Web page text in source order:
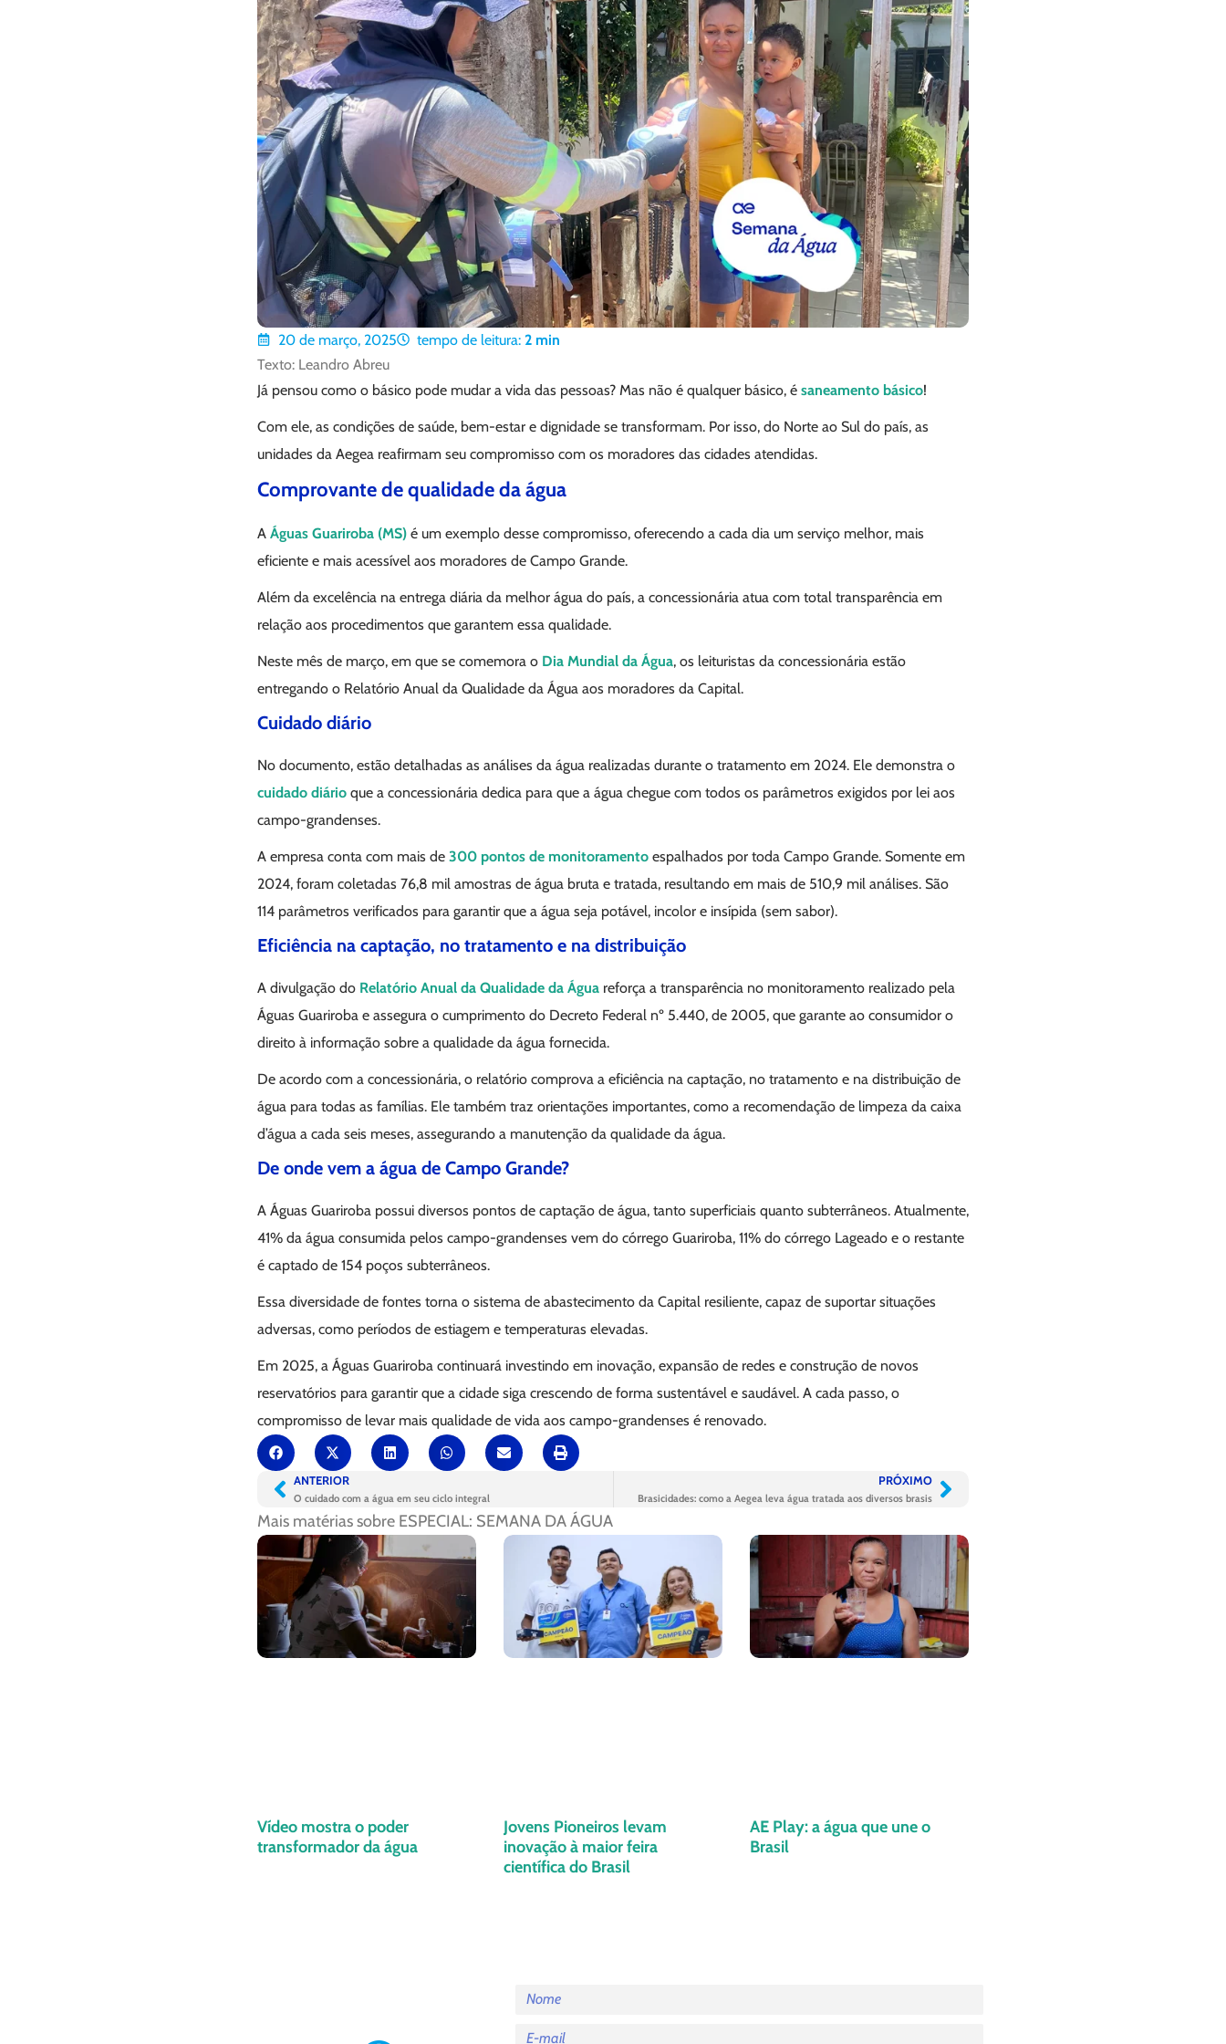
20 de março, 2025 tempo de leitura: 2 min
Texto: Leandro Abreu
Já pensou como o básico pode mudar a vida das pessoas? Mas não é qualquer básico, é saneamento básico!
Com ele, as condições de saúde, bem-estar e dignidade se transformam. Por isso, do Norte ao Sul do país, as
unidades da Aegea reafirmam seu compromisso com os moradores das cidades atendidas.
Comprovante de qualidade da água
A Águas Guariroba (MS) é um exemplo desse compromisso, oferecendo a cada dia um serviço melhor, mais
eficiente e mais acessível aos moradores de Campo Grande.
Além da excelência na entrega diária da melhor água do país, a concessionária atua com total transparência em
relação aos procedimentos que garantem essa qualidade.
Neste mês de março, em que se comemora o Dia Mundial da Água, os leituristas da concessionária estão
entregando o Relatório Anual da Qualidade da Água aos moradores da Capital.
Cuidado diário
No documento, estão detalhadas as análises da água realizadas durante o tratamento em 2024. Ele demonstra o
cuidado diário que a concessionária dedica para que a água chegue com todos os parâmetros exigidos por lei aos
campo-grandenses.
A empresa conta com mais de 300 pontos de monitoramento espalhados por toda Campo Grande. Somente em
2024, foram coletadas 76,8 mil amostras de água bruta e tratada, resultando em mais de 510,9 mil análises. São
114 parâmetros verificados para garantir que a água seja potável, incolor e insípida (sem sabor).
Eficiência na captação, no tratamento e na distribuição
A divulgação do Relatório Anual da Qualidade da Água reforça a transparência no monitoramento realizado pela
Águas Guariroba e assegura o cumprimento do Decreto Federal nº 5.440, de 2005, que garante ao consumidor o
direito à informação sobre a qualidade da água fornecida.
De acordo com a concessionária, o relatório comprova a eficiência na captação, no tratamento e na distribuição de
água para todas as famílias. Ele também traz orientações importantes, como a recomendação de limpeza da caixa
d’água a cada seis meses, assegurando a manutenção da qualidade da água.
De onde vem a água de Campo Grande?
A Águas Guariroba possui diversos pontos de captação de água, tanto superficiais quanto subterrâneos. Atualmente,
41% da água consumida pelos campo-grandenses vem do córrego Guariroba, 11% do córrego Lageado e o restante
é captado de 154 poços subterrâneos.
Essa diversidade de fontes torna o sistema de abastecimento da Capital resiliente, capaz de suportar situações
adversas, como períodos de estiagem e temperaturas elevadas.
Em 2025, a Águas Guariroba continuará investindo em inovação, expansão de redes e construção de novos
reservatórios para garantir que a cidade siga crescendo de forma sustentável e saudável. A cada passo, o
compromisso de levar mais qualidade de vida aos campo-grandenses é renovado.
ANTERIOR
O cuidado com a água em seu ciclo integral
PRÓXIMO
Brasicidades: como a Aegea leva água tratada aos diversos brasis
Mais matérias sobre ESPECIAL: SEMANA DA ÁGUA
Vídeo mostra o poder
transformador da água
Jovens Pioneiros levam
inovação à maior feira
científica do Brasil
AE Play: a água que une o
Brasil